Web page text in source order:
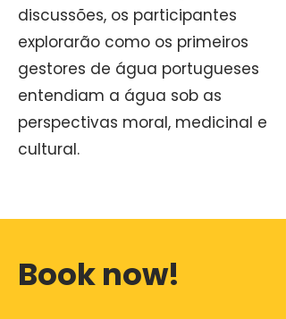
discussões, os participantes
explorarão como os primeiros
gestores de água portugueses
entendiam a água sob as
perspectivas moral, medicinal e
cultural.
Book now!